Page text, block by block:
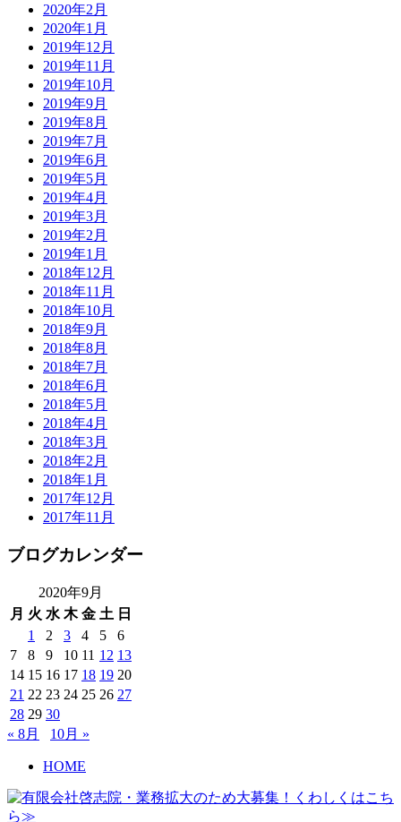
2020年2月
2020年1月
2019年12月
2019年11月
2019年10月
2019年9月
2019年8月
2019年7月
2019年6月
2019年5月
2019年4月
2019年3月
2019年2月
2019年1月
2018年12月
2018年11月
2018年10月
2018年9月
2018年8月
2018年7月
2018年6月
2018年5月
2018年4月
2018年3月
2018年2月
2018年1月
2017年12月
2017年11月
ブログカレンダー
2020年9月
月 火 水 木 金 土 日
1
2 3 4 5
6
7
8 9 10 11 12 13
14 15 16 17 18 19 20
21 22 23 24 25 26 27
28 29 30
« 8月
10月 »
HOME